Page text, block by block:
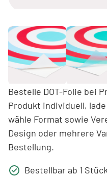
Bestelle DOT-Folie bei
Produkt individuell,
wähle Format sowie
Design oder mehrere
Bestellung.
Bestellbar ab 1 Stück